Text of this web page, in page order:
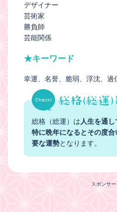
デザイナー
芸術家
勝負師
芸能関係
★キーワード
幸運 名誉 脆弱 浮沈 過
総格（総運）は 人生を通し
特に晩年になるとその度
要な運勢となります。
スポンサー